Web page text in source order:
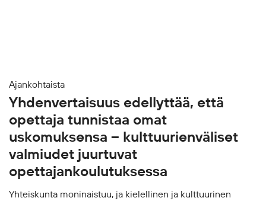
Ajankohtaista
Yhdenvertaisuus edellyttää, että
opettaja tunnistaa omat
uskomuksensa – kulttuurienväliset
valmiudet juurtuvat
opettajankoulutuksessa
Yhteiskunta moninaistuu, ja kielellinen ja kulttuurinen